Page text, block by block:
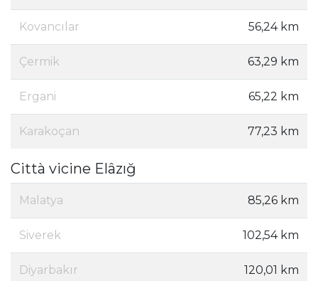
Kovancılar 56,24 km
Çermik 63,29 km
Ergani 65,22 km
Karakoçan 77,23 km
Città vicine Elâzığ
Malatya 85,26 km
Siverek 102,54 km
Diyarbakır 120,01 km